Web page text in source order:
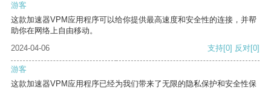
游客
这款加速器VPM应用程序可以给你提供最高速度和安全性的连接，并帮
助你在网络上自由移动。
2024-04-06
支持[0] 反对[0]
游客
这款加速器VPM应用程序已经为我们带来了无限的隐私保护和安全性保